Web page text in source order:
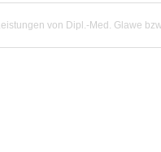
von Dipl.-Med. Glawe